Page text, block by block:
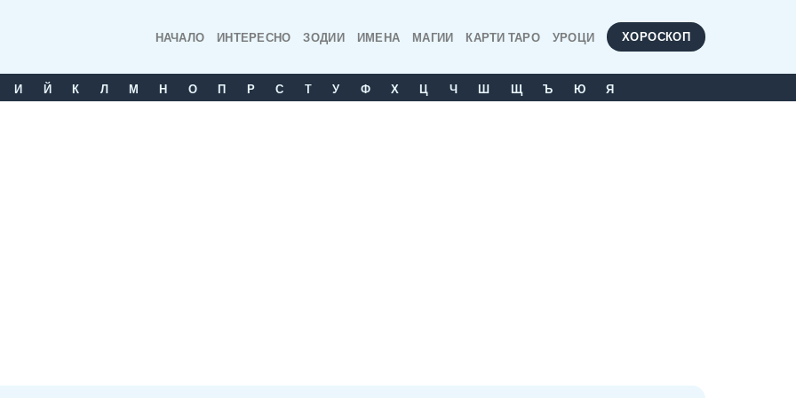
НАЧАЛО ИНТЕРЕСНО ЗОДИИ ИМЕНА МАГИИ КАРТИ ТАРО УРОЦИ ХОРОСКОП
И Й К Л М Н О П Р С T У Ф Х Ц Ч Ш Щ Ъ Ю Я